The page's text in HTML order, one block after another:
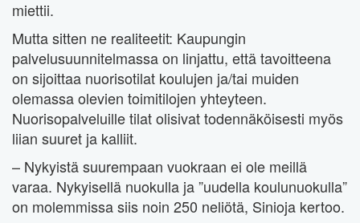
miettii.
Mutta sitten ne realiteetit: Kaupungin
palvelusuunnitelmassa on linjattu, että tavoitteena
on sijoittaa nuorisotilat koulujen ja/tai muiden
olemassa olevien toimitilojen yhteyteen.
Nuorisopalveluille tilat olisivat todennäköisesti myös
liian suuret ja kalliit.
– Nykyistä suurempaan vuokraan ei ole meillä
varaa. Nykyisellä nuokulla ja ”uudella koulunuokulla”
on molemmissa siis noin 250 neliötä, Sinioja kertoo.